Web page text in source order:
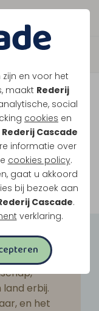
en voor het
maakt Rederij
social
cookies en
Rederij Cascade
informatie over
cookies policy.
gaat u akkoord
bij bezoek aan
Cascade.
verklaring.
de
gaan
door.
erbij.
en het